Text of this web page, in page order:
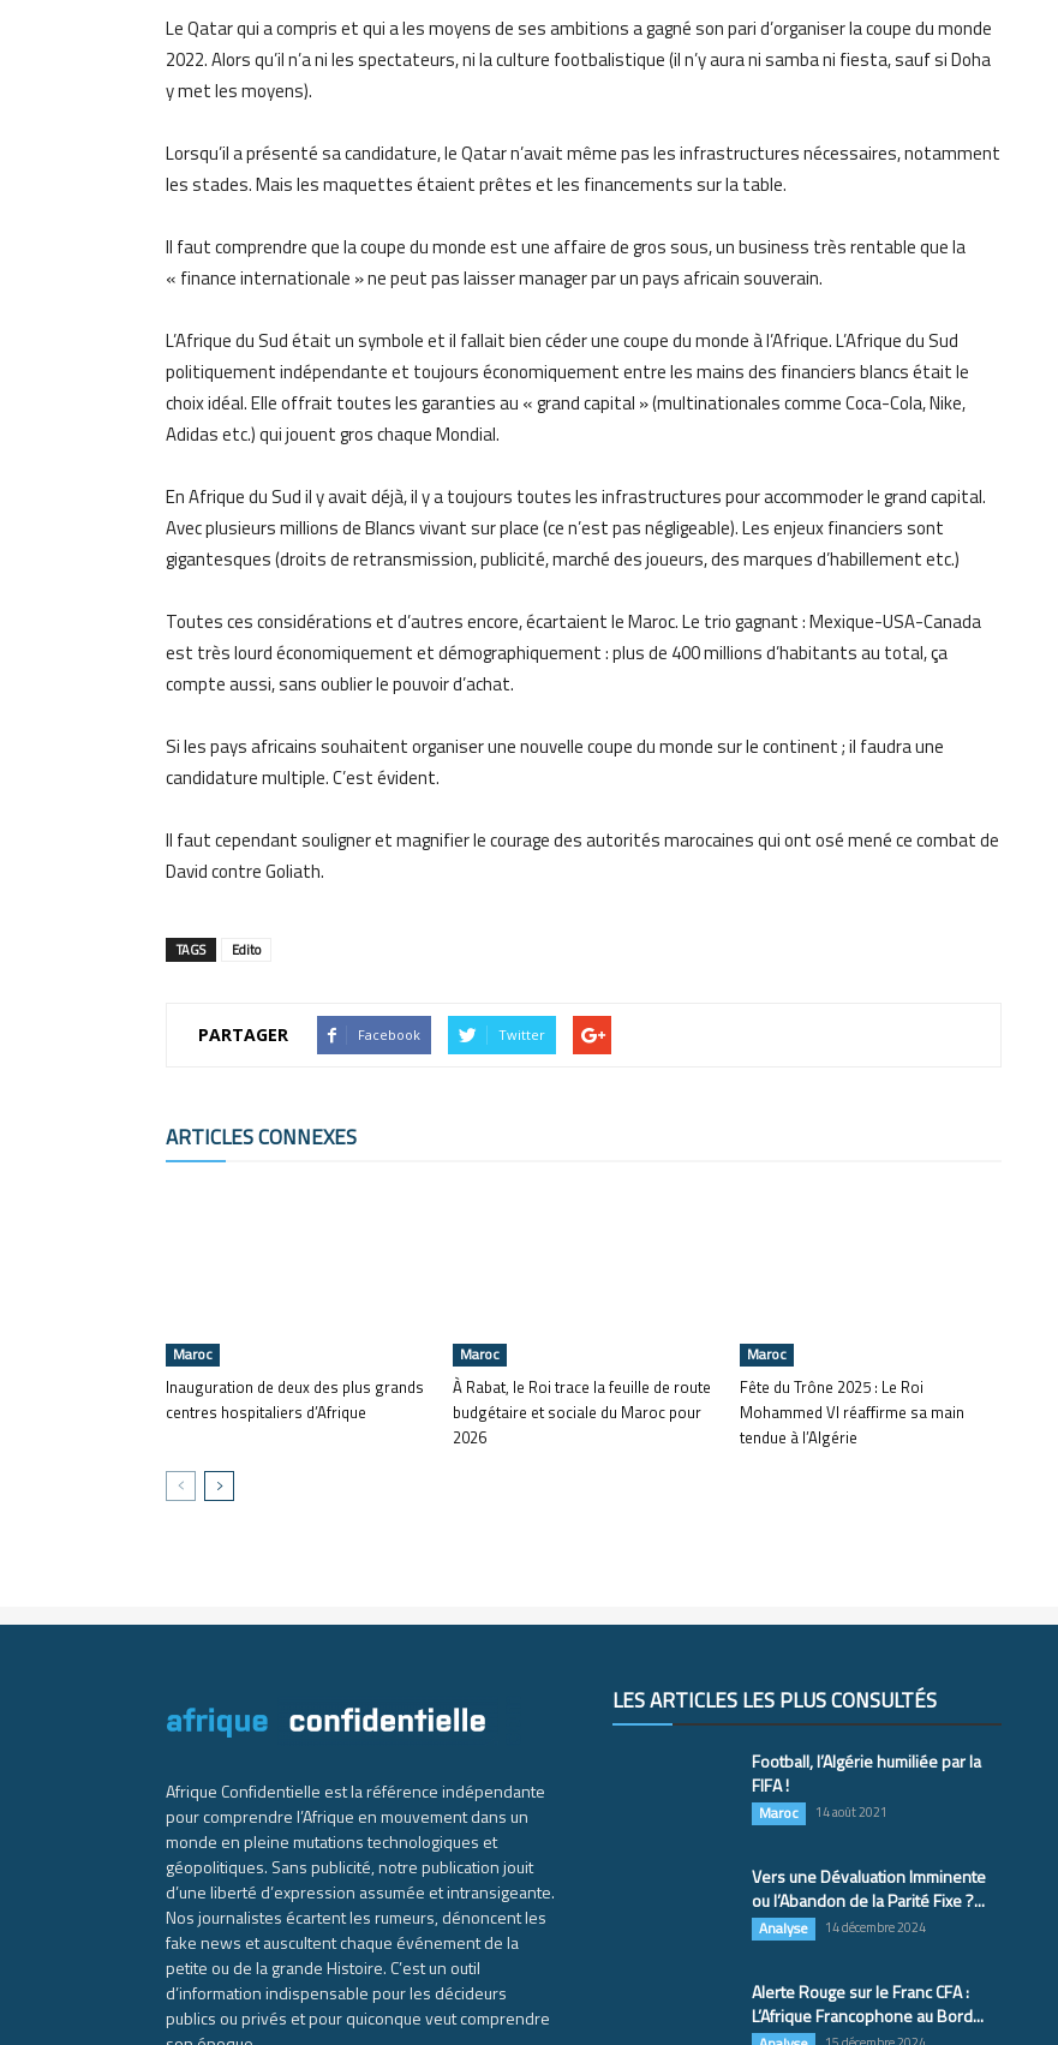
Le Qatar qui a compris et qui a les moyens de ses ambitions a gagné son pari d’organiser la coupe du monde
2022. Alors qu’il n’a ni les spectateurs, ni la culture footbalistique (il n’y aura ni samba ni fiesta, sauf si Doha
y met les moyens).
Lorsqu’il a présenté sa candidature, le Qatar n’avait même pas les infrastructures nécessaires, notamment
les stades. Mais les maquettes étaient prêtes et les financements sur la table.
Il faut comprendre que la coupe du monde est une affaire de gros sous, un business très rentable que la
« finance internationale » ne peut pas laisser manager par un pays africain souverain.
L’Afrique du Sud était un symbole et il fallait bien céder une coupe du monde à l’Afrique. L’Afrique du Sud
politiquement indépendante et toujours économiquement entre les mains des financiers blancs était le
choix idéal. Elle offrait toutes les garanties au « grand capital » (multinationales comme Coca-Cola, Nike,
Adidas etc.) qui jouent gros chaque Mondial.
En Afrique du Sud il y avait déjà, il y a toujours toutes les infrastructures pour accommoder le grand capital.
Avec plusieurs millions de Blancs vivant sur place (ce n’est pas négligeable). Les enjeux financiers sont
gigantesques (droits de retransmission, publicité, marché des joueurs, des marques d’habillement etc.)
Toutes ces considérations et d’autres encore, écartaient le Maroc. Le trio gagnant : Mexique-USA-Canada
est très lourd économiquement et démographiquement : plus de 400 millions d’habitants au total, ça
compte aussi, sans oublier le pouvoir d’achat.
Si les pays africains souhaitent organiser une nouvelle coupe du monde sur le continent ; il faudra une
candidature multiple. C’est évident.
Il faut cependant souligner et magnifier le courage des autorités marocaines qui ont osé mené ce combat de
David contre Goliath.
TAGS Edito
PARTAGER Facebook Twitter
ARTICLES CONNEXES
Maroc
Inauguration de deux des plus grands
centres hospitaliers d’Afrique
Maroc
À Rabat, le Roi trace la feuille de route
budgétaire et sociale du Maroc pour
2026
Maroc
Fête du Trône 2025 : Le Roi
Mohammed VI réaffirme sa main
tendue à l’Algérie
Afrique Confidentielle est la référence indépendante
pour comprendre l’Afrique en mouvement dans un
monde en pleine mutations technologiques et
géopolitiques. Sans publicité, notre publication jouit
d’une liberté d’expression assumée et intransigeante.
Nos journalistes écartent les rumeurs, dénoncent les
fake news et auscultent chaque événement de la
petite ou de la grande Histoire. C’est un outil
d’information indispensable pour les décideurs
publics ou privés et pour quiconque veut comprendre
LES ARTICLES LES PLUS CONSULTÉS
Football, l’Algérie humiliée par la
FIFA !
Maroc 14 août 2021
Vers une Dévaluation Imminente
ou l’Abandon de la Parité Fixe ?...
Analyse 14 décembre 2024
Alerte Rouge sur le Franc CFA :
L’Afrique Francophone au Bord...